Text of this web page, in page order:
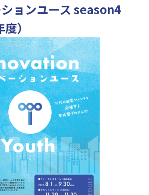
ョンユース season4
）